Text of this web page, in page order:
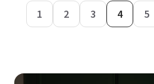
1 2 3 4 5